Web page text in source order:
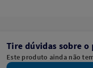
Tire dúvidas sobre
Este produto ainda não